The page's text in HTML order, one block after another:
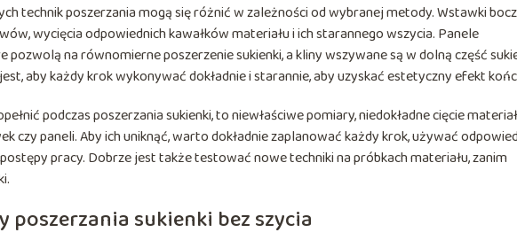
technik poszerzania mogą się różnić w zależności od wybranej metody. Wstawki
wycięcia odpowiednich kawałków materiału i ich starannego wszycia. Panele
pozwolą na równomierne poszerzenie sukienki, a kliny wszywane są w dolną część
aby każdy krok wykonywać dokładnie i starannie, aby uzyskać estetyczny efekt
podczas poszerzania sukienki, to niewłaściwe pomiary, niedokładne cięcie
czy paneli. Aby ich uniknąć, warto dokładnie zaplanować każdy krok, używać
pracy. Dobrze jest także testować nowe techniki na próbkach materiału, zanim
sukienki bez szycia